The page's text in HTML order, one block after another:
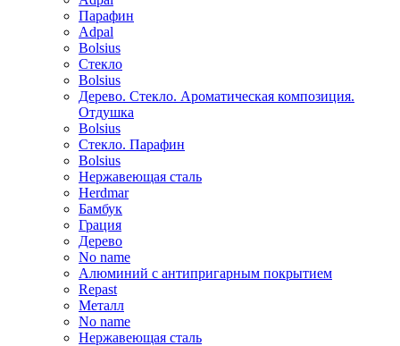
Парафин
Adpal
Bolsius
Стекло
Bolsius
Дерево. Стекло. Ароматическая композиция.
Отдушка
Bolsius
Стекло. Парафин
Bolsius
Нержавеющая сталь
Herdmar
Бамбук
Грация
Дерево
No name
Алюминий с антипригарным покрытием
Repast
Металл
No name
Нержавеющая сталь